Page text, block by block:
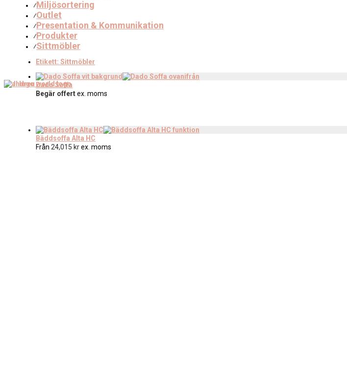
⁄Miljösortering
⁄Outlet
⁄Presentation & Kommunikation
⁄Produkter
⁄Sittmöbler
Etikett: Sittmöbler
Dado Soffa
Begär offertex. moms
Bäddsoffa Alta HC
Från 24,015 krex. moms